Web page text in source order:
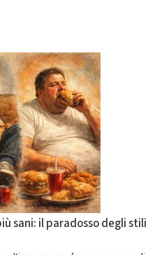
sani: il paradosso degli stili